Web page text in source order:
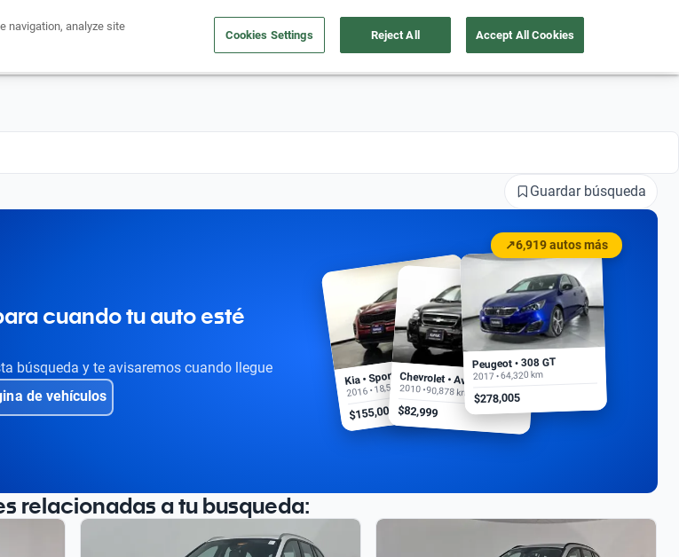
Compra un auto Vende tu auto Cuida tu auto Nosotros Ubicación
Guardar búsqueda
cuando tu auto esté
búsqueda y te avisaremos cuando llegue
de vehículos
↗6,919 autos más
Kia • Sportage EX
2016 • 18,500 km
$155,000
Chevrolet • Aveo
2010 • 90,878 km
$82,999
Peugeot • 308 GT
2017 • 64,320 km
$278,005
relacionadas a tu busqueda:
navigation, analyze site
Cookies Settings Reject All Accept All Cookies